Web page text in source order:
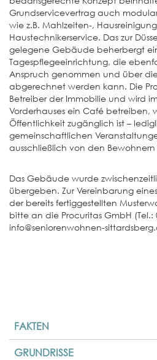
Grundservicevertrag auch
wie z.B. Mahlzeiten-,
Haustechnikerservice. Das zur
gelegene Gebäude beherbergt
Tagespflegeeinrichtung, die
Anspruch genommen und über
abgerechnet werden kann. Die
Betreiber der Immobilie und wird
Vorderhauses ein Café betreiben,
Öffentlichkeit zugänglich ist –
gemeinschaftlichen
ausschließlich von den
Das Gebäude wurde
übergeben. Zur Vereinbarung
der bereits fertiggestellten
bitte an die Procuritas GmbH (Tel.:
info@seniorenwohnen-
FAKTEN
GRUNDRISSE